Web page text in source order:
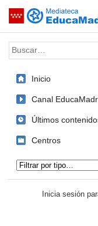
Saltar navegación
Palabra o frase:
Inicio
Canal
Últimos
Centros
Inicia sesión